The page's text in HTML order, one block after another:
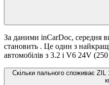
За даними inCarDoc, середня
становить . Це один з
автомобілів з 3.2 i V6 24V
Скільки пального споживає